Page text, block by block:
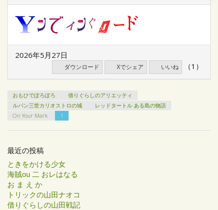
2026年5月27日
ダウンロード Xでシェア いいね （1）
おもひでぽろぽろ
借りぐらしのアリエッティ
ルパン三世カリオストロの城
レッドタートル ある島の物語
On Your Mark
1
最近の投稿
ときをかける少女
海賊ou 二 おレはなる
お ま え か
トリックの山田ナオコ
借りぐらしの山田戦記